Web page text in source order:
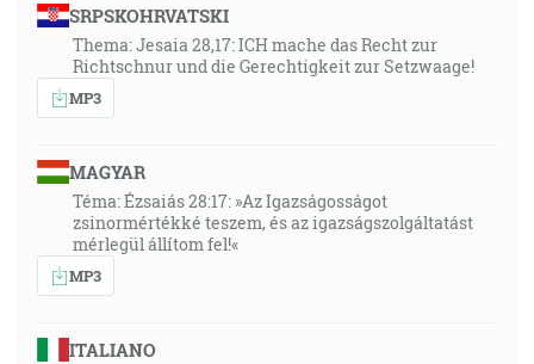
SRPSKOHRVATSKI
Thema: Jesaia 28,17: ICH mache das Recht zur
Richtschnur und die Gerechtigkeit zur Setzwaage!
MP3
MAGYAR
Téma: Ézsaiás 28:17: »Az Igazságosságot
zsinormértékké teszem, és az igazságszolgáltatást
mérlegül állítom fel!«
MP3
ITALIANO